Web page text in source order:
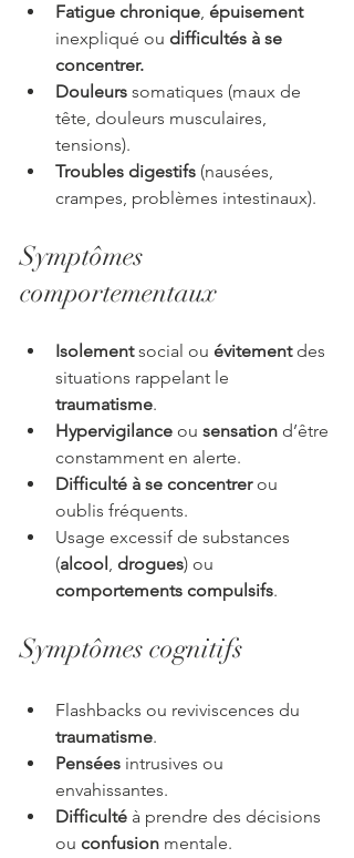
Fatigue chronique, épuisement
inexpliqué ou difficultés à se
concentrer.
Douleurs somatiques (maux de
tête, douleurs musculaires,
tensions).
Troubles digestifs (nausées,
crampes, problèmes intestinaux).
Symptômes
comportementaux
Isolement social ou évitement des
situations rappelant le
traumatisme.
Hypervigilance ou sensation d’être
constamment en alerte.
Difficulté à se concentrer ou
oublis fréquents.
Usage excessif de substances
(alcool , drogues) ou
comportements compulsifs.
Symptômes cognitifs
Flashbacks ou reviviscences du
traumatisme.
Pensées intrusives ou
envahissantes.
Difficulté à prendre des décisions
ou confusion mentale.